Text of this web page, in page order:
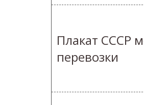
Плакат СССР
перевозки